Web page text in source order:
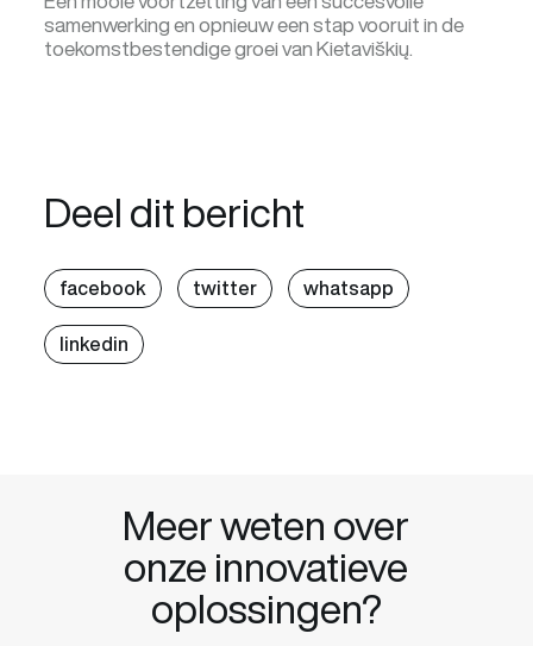
Deel dit bericht
facebook twitter
whatsapp
linkedin
samenwerking en opnieuw een stap vooruit in de
toekomstbestendige groei van Kietaviškių.
Meer weten over
onze innovatieve
oplossingen?